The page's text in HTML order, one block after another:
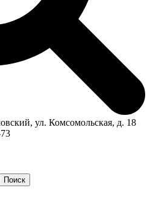
ул. Комсомольская, д. 18
Поиск